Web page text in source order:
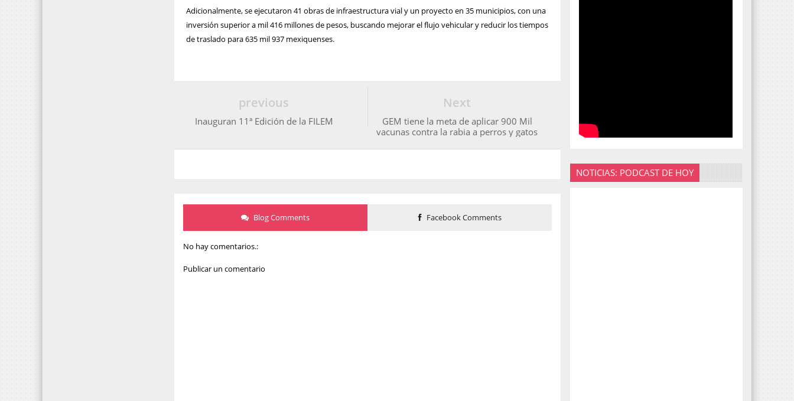
Adicionalmente, se ejecutaron 41 obras de infraestructura vial y un proyecto en 35 municipios, con una
inversión superior a mil 416 millones de pesos, buscando mejorar el flujo vehicular y reducir los tiempos
de traslado para 635 mil 937 mexiquenses.
Next
GEM tiene la meta de aplicar 900 Mil
vacunas contra la rabia a perros y gatos
previous
Inauguran 11ª Edición de la FILEM
Blog Comments Facebook Comments
No hay comentarios.:
Publicar un comentario
NOTICIAS: PODCAST DE HOY